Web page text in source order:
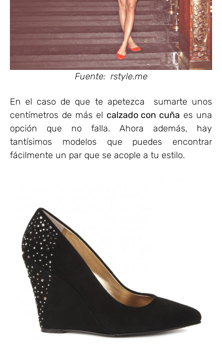
Fuente: rstyle.me
En el caso de que te apetezca sumarte unos
centímetros de más el calzado con cuña es una
opción que no falla. Ahora además, hay
tantísimos modelos que puedes encontrar
fácilmente un par que se acople a tu estilo.